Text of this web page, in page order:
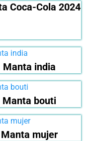
Coca-Cola 2024
Manta india
Manta bouti
Manta mujer